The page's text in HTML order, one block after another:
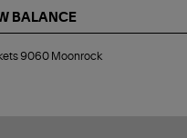
BALANCE
9060 Moonrock